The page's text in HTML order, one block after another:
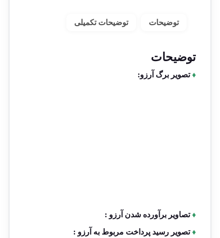
توضیحات توضیحات تکمیلی
توضیحات
♦تصویر برگ آرزو:
♦تصاویر برآورده شدن آرزو :
♦تصویر رسید پرداخت مربوط به آرزو :